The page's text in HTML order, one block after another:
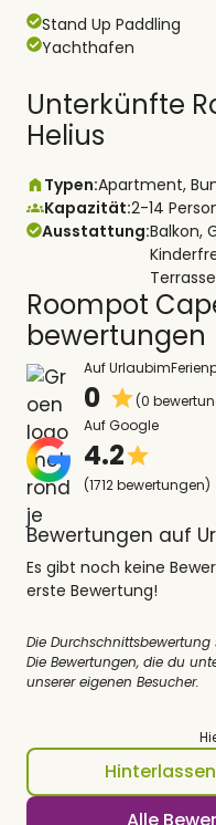
Stand Up Paddling
Yachthafen
Unterkünfte
Helius
Typen:Apartment,
Kapazität:2-14
Ausstattung:Balkon,
Roompot
bewertungen
Auf
0
(0
Auf Google
4.2
(1712 bewertungen)
Bewertungen auf
Es gibt noch keine
erste Bewertung!
Die
Die Bewertungen, die du
unserer eigenen Besucher.
Alle